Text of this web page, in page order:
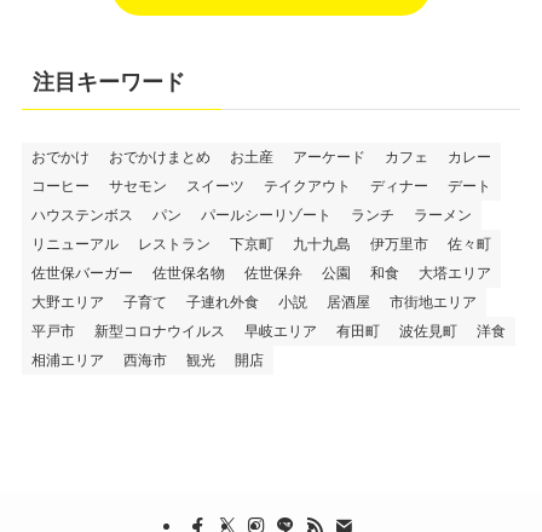
注目キーワード
おでかけ おでかけまとめ お土産 アーケード カフェ
カレー
コーヒー
サセモン スイーツ テイクアウト ディナー
デート
ハウステンボス
パン パールシーリゾート ランチ
ラーメン
リニューアル
レストラン 下京町 九十九島 伊万里市
佐々町
佐世保バーガー
佐世保名物 佐世保弁 公園 和食
大塔エリア
大野エリア
子育て 子連れ外食 小説 居酒屋
市街地エリア
平戸市
新型コロナウイルス 早岐エリア 有田町 波佐見町
洋食
相浦エリア
西海市 観光 開店